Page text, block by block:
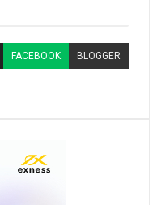
FACEBOOK BLOGGER